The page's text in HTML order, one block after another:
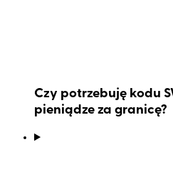
Czy potrzebuję kodu
pieniądze za granicę?